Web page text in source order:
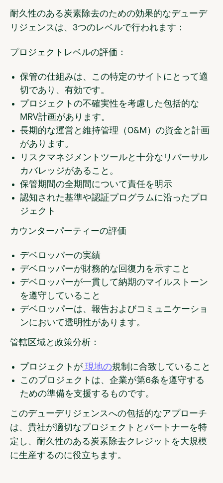
耐久性のある炭素除去のための効果的なデューデ
リジェンスは、3つのレベルで行われます：
プロジェクトレベルの評価：
保管の仕組みは、この特定のサイトにとって適
切であり、有効です。
プロジェクトの不確実性を考慮した包括的な
MRV計画があります。
長期的な運営と維持管理（O&M）の資金と計画
があります。
リスクマネジメントツールと十分なリバーサル
カバレッジがあること。
保管期間の全期間について責任を明示
認知された基準や認証プログラムに沿ったプロ
ジェクト
カウンターパーティーの評価
デベロッパーの実績
デベロッパーが財務的な回復力を示すこと
デベロッパーが一貫して納期のマイルストーン
を遵守していること
デベロッパーは、報告およびコミュニケーショ
ンにおいて透明性があります。
管轄区域と政策分析：
プロジェクトが 現地の規制に合致していること
このプロジェクトは、企業が第6条を遵守する
ための準備を支援するものです。
このデューデリジェンスへの包括的なアプローチ
は、貴社が適切なプロジェクトとパートナーを特
定し、耐久性のある炭素除去クレジットを大規模
に生産するのに役立ちます。